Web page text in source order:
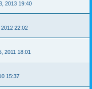
2013 19:40
2012 22:02
2011 18:01
15:37